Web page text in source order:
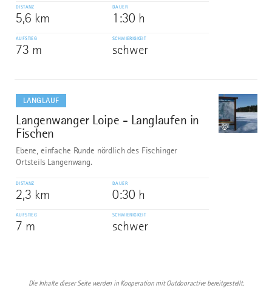
DISTANZ
5,6 km
DAUER
1:30 h
AUFSTIEG
73 m
SCHWIERIGKEIT
schwer
LANGLAUF
10
Langenwanger Loipe - Langlaufen in
Fischen
©
Ebene, einfache Runde nördlich des Fischinger
Ortsteils Langenwang.
DISTANZ
2,3 km
DAUER
0:30 h
AUFSTIEG
7 m
SCHWIERIGKEIT
schwer
dazu
Die Inhalte dieser Seite werden in Kooperation mit Outdooractive bereitgestellt.